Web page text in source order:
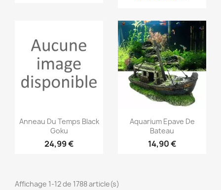
Aperçu rapide
Anneau Du Temps Black
Goku
24,99 €
Aperçu rapide
Aquarium Epave De
Bateau
14,90 €
Affichage 1-12 de 1788 article(s)